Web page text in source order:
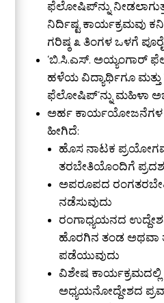
ಫೆಲೋಷಿಪ್‌ನ್ನು
ನಿರ್ದಿಷ್ಟ ಕಾರ್ಯಕ್ರಮವು
ಗರಿಷ್ಠ ೩ ತಿಂಗಳ ಒಳಗೆ
‘ಬಿ.ಸಿ.ಎಸ್. ಅಯ್ಯಂಗಾರ್
ಹಳೆಯ ವಿದ್ಯಾರ್ಥಿಗೂ ಮತ್ತು
ಫೆಲೋಷಿಪ್‘ನ್ನು ಮಹಿಳಾ
ಅರ್ಹ ಕಾರ್ಯಯೋಜನೆಗಳ
ಹೀಗಿದೆ:
ಹೊಸ ನಾಟಕ
ತರಬೇತಿಯೊಂದಿಗೆ
ಅಪರೂಪದ
ನಡೆಸುವುದು
ರಂಗಾಧ್ಯಯನದ
ಹೊರಗಿನ ತಂಡ ಅಥವಾ
ಪಡೆಯುವುದು
ವಿಶೇಷ ಕಾರ್ಯಕ್ರಮದಲ್ಲಿ
ಅಧ್ಯಯನೋದ್ದೇಶದ